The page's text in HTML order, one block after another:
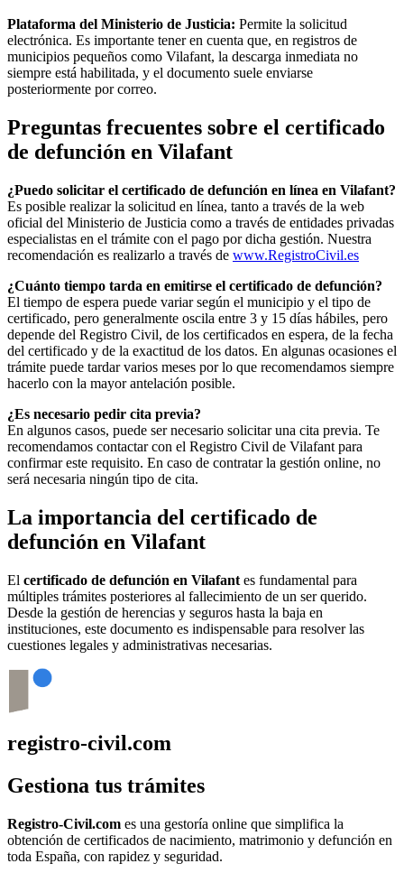
Plataforma del Ministerio de Justicia: Permite la solicitud
electrónica. Es importante tener en cuenta que, en registros de
municipios pequeños como Vilafant, la descarga inmediata no
siempre está habilitada, y el documento suele enviarse
posteriormente por correo.
Preguntas frecuentes sobre el certificado
de defunción en Vilafant
¿Puedo solicitar el certificado de defunción en línea en Vilafant?
Es posible realizar la solicitud en línea, tanto a través de la web
oficial del Ministerio de Justicia como a través de entidades privadas
especialistas en el trámite con el pago por dicha gestión. Nuestra
recomendación es realizarlo a través de www.RegistroCivil.es
¿Cuánto tiempo tarda en emitirse el certificado de defunción?
El tiempo de espera puede variar según el municipio y el tipo de
certificado, pero generalmente oscila entre 3 y 15 días hábiles, pero
depende del Registro Civil, de los certificados en espera, de la fecha
del certificado y de la exactitud de los datos. En algunas ocasiones el
trámite puede tardar varios meses por lo que recomendamos siempre
hacerlo con la mayor antelación posible.
¿Es necesario pedir cita previa?
En algunos casos, puede ser necesario solicitar una cita previa. Te
recomendamos contactar con el Registro Civil de Vilafant para
confirmar este requisito. En caso de contratar la gestión online, no
será necesaria ningún tipo de cita.
La importancia del certificado de
defunción en Vilafant
El certificado de defunción en Vilafant es fundamental para
múltiples trámites posteriores al fallecimiento de un ser querido.
Desde la gestión de herencias y seguros hasta la baja en
instituciones, este documento es indispensable para resolver las
cuestiones legales y administrativas necesarias.
registro-civil.com
Gestiona tus trámites
Registro-Civil.com es una gestoría online que simplifica la
obtención de certificados de nacimiento, matrimonio y defunción en
toda España, con rapidez y seguridad.